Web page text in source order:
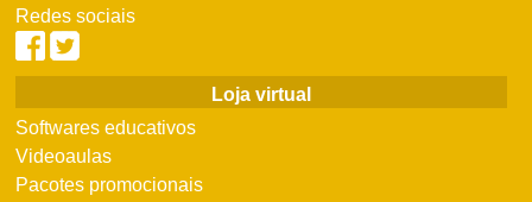
Redes sociais
Loja virtual
Softwares educativos
Videoaulas
Pacotes promocionais